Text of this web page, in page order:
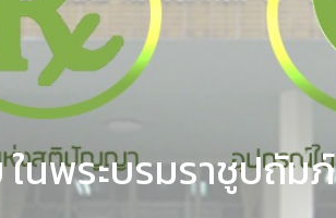
นพระบรมราชูปถัมภ์